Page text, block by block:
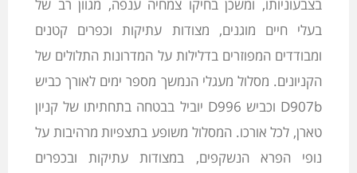
בצבעוניותו, ומשכן בחיקו צמחיה ענפה, מגוון רב של
בעלי חיים מוגנים, מצודות עתיקות וכפרים קטנים
ומבודדים המפוזרים בדלילות על המדרונות התלולים של
הקניונים. מסלול מעגלי הנמשך מספר ימים לאורך כביש
D907b וכביש D996 יוביל בבטחה בתחתיתו של קניון
טארן, לכל אורכו. המסלול משופע בתצפיות מרהיבות על
נופי הפרא הנשקפים, במצודות עתיקות ובכפרים